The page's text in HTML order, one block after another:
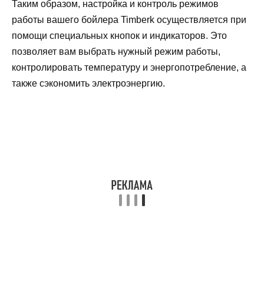
Таким образом, настройка и контроль режимов
работы вашего бойлера Timberk осуществляется при
помощи специальных кнопок и индикаторов. Это
позволяет вам выбрать нужный режим работы,
контролировать температуру и энергопотребление, а
также сэкономить электроэнергию.